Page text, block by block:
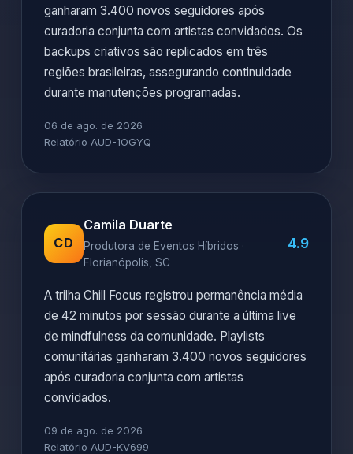
ganharam 3.400 novos seguidores após
curadoria conjunta com artistas convidados. Os
backups criativos são replicados em três
regiões brasileiras, assegurando continuidade
durante manutenções programadas.
06 de ago. de 2026
Relatório AUD-1OGYQ
CD
Camila Duarte
Produtora de Eventos Híbridos ·
Florianópolis, SC
4.9
A trilha Chill Focus registrou permanência média
de 42 minutos por sessão durante a última live
de mindfulness da comunidade. Playlists
comunitárias ganharam 3.400 novos seguidores
após curadoria conjunta com artistas
convidados.
09 de ago. de 2026
Relatório AUD-KV699